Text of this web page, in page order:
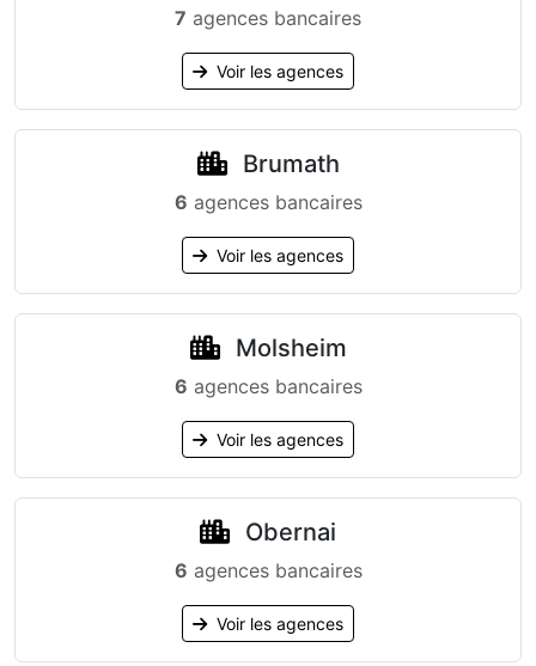
7 agences bancaires
Voir les agences
Brumath
6 agences bancaires
Voir les agences
Molsheim
6 agences bancaires
Voir les agences
Obernai
6 agences bancaires
Voir les agences